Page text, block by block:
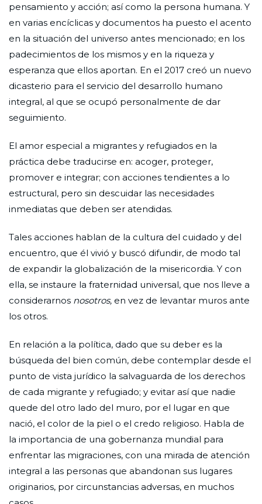
pensamiento y acción; así como la persona humana. Y
en varias encíclicas y documentos ha puesto el acento
en la situación del universo antes mencionado; en los
padecimientos de los mismos y en la riqueza y
esperanza que ellos aportan. En el 2017 creó un nuevo
dicasterio para el servicio del desarrollo humano
integral, al que se ocupó personalmente de dar
seguimiento.
El amor especial a migrantes y refugiados en la
práctica debe traducirse en: acoger, proteger,
promover e integrar; con acciones tendientes a lo
estructural, pero sin descuidar las necesidades
inmediatas que deben ser atendidas.
Tales acciones hablan de la cultura del cuidado y del
encuentro, que él vivió y buscó difundir, de modo tal
de expandir la globalización de la misericordia. Y con
ella, se instaure la fraternidad universal, que nos lleve a
considerarnos nosotros, en vez de levantar muros ante
los otros.
En relación a la política, dado que su deber es la
búsqueda del bien común, debe contemplar desde el
punto de vista jurídico la salvaguarda de los derechos
de cada migrante y refugiado; y evitar así que nadie
quede del otro lado del muro, por el lugar en que
nació, el color de la piel o el credo religioso. Habla de
la importancia de una gobernanza mundial para
enfrentar las migraciones, con una mirada de atención
integral a las personas que abandonan sus lugares
originarios, por circunstancias adversas, en muchos